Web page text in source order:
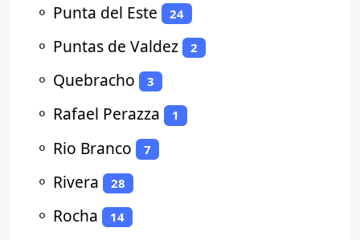
⚬ Punta del Este 24
⚬ Puntas de Valdez 2
⚬ Quebracho 3
⚬ Rafael Perazza 1
⚬ Rio Branco 7
⚬ Rivera 28
⚬ Rocha 14